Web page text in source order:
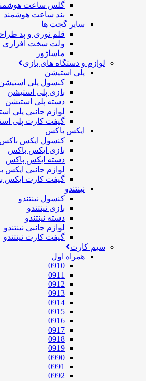
گلس ساعت
بند ساعت هوشمند
سایر گجت ها
قلم نوری و پد
ولت سخت افزاری
ماساژور
لوازم و دستگاه های بازی
پلی استیشن
کنسول پلی
بازی پلی استیشن
دسته پلی استیشن
لوازم جانبی پلی
گیفت کارت پلی
ایکس باکس
کنسول ایکس باکس
بازی ایکس باکس
دسته ایکس باکس
لوازم جانبی ایکس
گیفت کارت ایکس
نینتندو
کنسول نینتندو
بازی نینتندو
دسته نینتندو
لوازم جانبی نینتندو
گیفت کارت نینتندو
سیم کارت
همراه اول
0910
0911
0912
0913
0914
0915
0916
0917
0918
0919
0990
0991
0992